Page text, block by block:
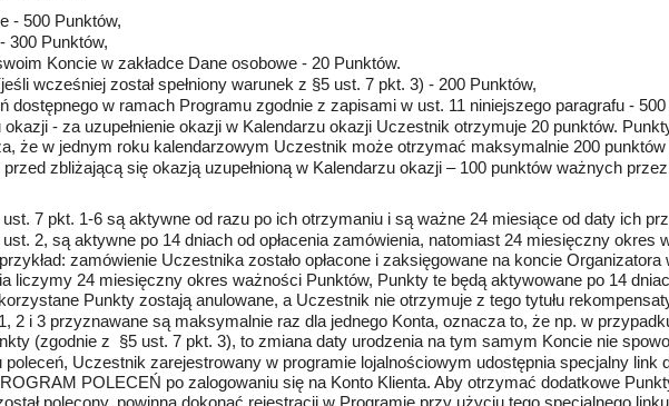
- 500 Punktów,
300 Punktów,
Koncie w zakładce Dane osobowe - 20 Punktów.
wcześniej został spełniony warunek z §5 ust. 7 pkt. 3) - 200 Punktów,
dostępnego w ramach Programu zgodnie z zapisami w ust. 11 niniejszego paragrafu - 500
okazji - za uzupełnienie okazji w Kalendarzu okazji Uczestnik otrzymuje 20 punktów.
że w jednym roku kalendarzowym Uczestnik może otrzymać maksymalnie 200
zbliżającą się okazją uzupełnioną w Kalendarzu okazji – 100 punktów ważnych
7 pkt. 1-6 są aktywne od razu po ich otrzymaniu i są ważne 24 miesiące od daty ich
2, są aktywne po 14 dniach od opłacenia zamówienia, natomiast 24 miesięczny
zamówienie Uczestnika zostało opłacone i zaksięgowane na koncie
liczymy 24 miesięczny okres ważności Punktów, Punkty te będą aktywowane po 14
Punkty zostają anulowane, a Uczestnik nie otrzymuje z tego tytułu
2 i 3 przyznawane są maksymalnie raz dla jednego Konta, oznacza to, że np. w
(zgodnie z §5 ust. 7 pkt. 3), to zmiana daty urodzenia na tym samym Koncie nie
Uczestnik zarejestrowany w programie lojalnościowym udostępnia specjalny link
POLECEŃ po zalogowaniu się na Konto Klienta. Aby otrzymać dodatkowe